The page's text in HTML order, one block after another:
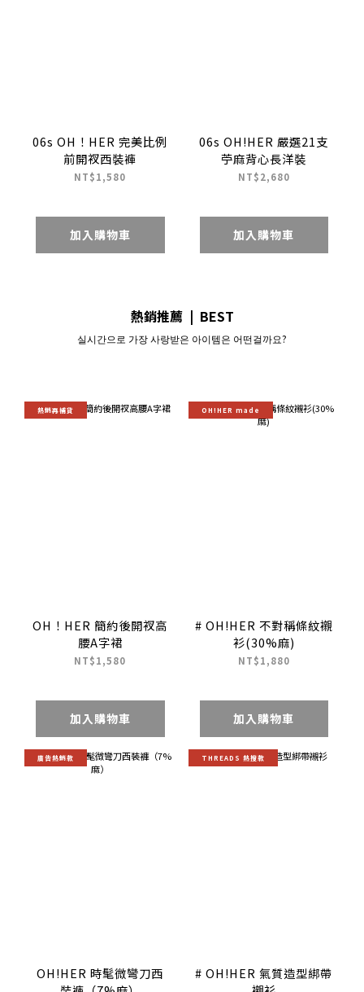
06s OH！HER 完美比例
前開衩西裝褲
NT$1,580
加入購物車
06s OH!HER 嚴選21支
苧麻背心長洋裝
NT$2,680
加入購物車
熱銷推薦 | BEST
실시간으로 가장 사랑받은 아이템은 어떤걸까요?
熱銷再補貨
OH！HER 簡約後開衩高
腰A字裙
NT$1,580
加入購物車
OH!HER made
# OH!HER 不對稱條紋襯
衫(30%麻)
NT$1,880
加入購物車
廣告熱銷款
OH!HER 時髦微彎刀西
THREADS 熱搜款
# OH!HER 氣質造型綁帶